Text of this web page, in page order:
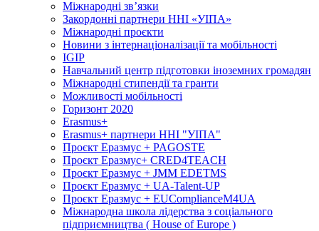
Міжнародні зв’язки
Закордонні партнери ННІ «УІПА»
Міжнародні проєкти
Новини з інтернаціоналізації та мобільності
IGIP
Навчальний центр підготовки іноземних громадян
Міжнародні стипендії та гранти
Можливості мобільності
Горизонт 2020
Erasmus+
Erasmus+ партнери ННІ "УІПА"
Проєкт Еразмус + PAGOSTE
Проєкт Еразмус+ CRED4TEACH
Проєкт Еразмус + JMM EDETMS
Проєкт Еразмус + UA-Talent-UP
Проєкт Еразмус + EUComplianceM4UA
Міжнародна школа лідерства з соціального
підприємництва ( House of Europe )